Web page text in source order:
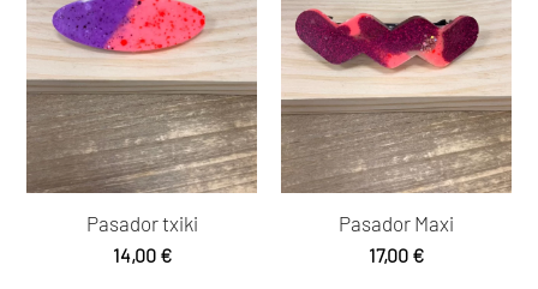
Pasador txiki
14,00 €
Pasador Maxi
17,00 €